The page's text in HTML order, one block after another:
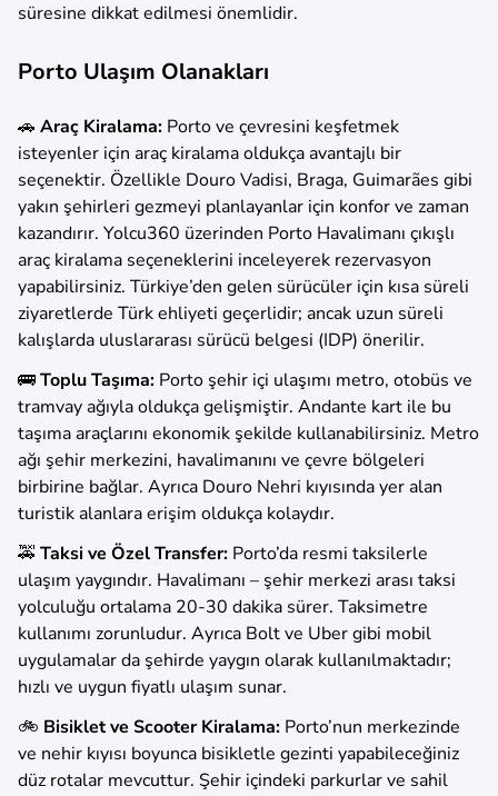
süresine dikkat edilmesi önemlidir.
Porto Ulaşım Olanakları
🚗 Araç Kiralama: Porto ve çevresini keşfetmek
isteyenler için araç kiralama oldukça avantajlı bir
seçenektir. Özellikle Douro Vadisi, Braga, Guimarães gibi
yakın şehirleri gezmeyi planlayanlar için konfor ve zaman
kazandırır. Yolcu360 üzerinden Porto Havalimanı çıkışlı
araç kiralama seçeneklerini inceleyerek rezervasyon
yapabilirsiniz. Türkiye’den gelen sürücüler için kısa süreli
ziyaretlerde Türk ehliyeti geçerlidir; ancak uzun süreli
kalışlarda uluslararası sürücü belgesi (IDP) önerilir.
🚌Toplu Taşıma: Porto şehir içi ulaşımı metro, otobüs ve
tramvay ağıyla oldukça gelişmiştir. Andante kart ile bu
taşıma araçlarını ekonomik şekilde kullanabilirsiniz. Metro
ağı şehir merkezini, havalimanını ve çevre bölgeleri
birbirine bağlar. Ayrıca Douro Nehri kıyısında yer alan
turistik alanlara erişim oldukça kolaydır.
🚕 Taksi ve Özel Transfer: Porto’da resmi taksilerle
ulaşım yaygındır. Havalimanı – şehir merkezi arası taksi
yolculuğu ortalama 20-30 dakika sürer. Taksimetre
kullanımı zorunludur. Ayrıca Bolt ve Uber gibi mobil
uygulamalar da şehirde yaygın olarak kullanılmaktadır;
hızlı ve uygun fiyatlı ulaşım sunar.
🚲 Bisiklet ve Scooter Kiralama: Porto’nun merkezinde
ve nehir kıyısı boyunca bisikletle gezinti yapabileceğiniz
düz rotalar mevcuttur. Şehir içindeki parkurlar ve sahil